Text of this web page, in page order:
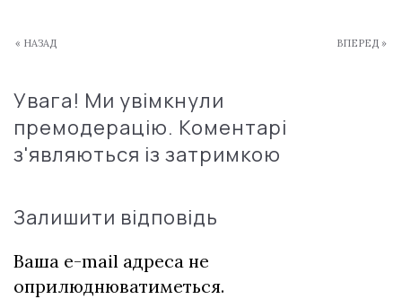
« НАЗАД ВПЕРЕД »
Увага! Ми увімкнули
премодерацію. Коментарі
з'являються із затримкою
Залишити відповідь
Ваша e-mail адреса не
оприлюднюватиметься.